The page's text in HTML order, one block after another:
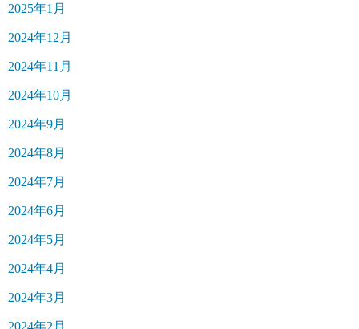
2025年1月
2024年12月
2024年11月
2024年10月
2024年9月
2024年8月
2024年7月
2024年6月
2024年5月
2024年4月
2024年3月
2024年2月